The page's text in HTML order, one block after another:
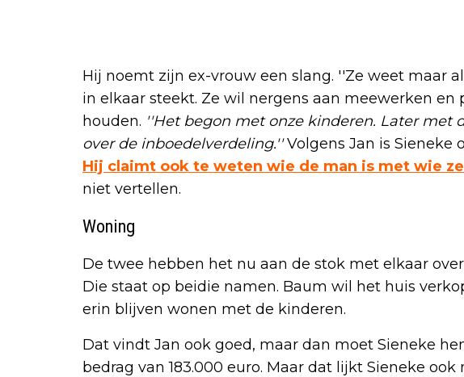
Hij noemt zijn ex-vrouw een slang. ''Ze weet maar
in elkaar steekt. Ze wil nergens aan meewerken en
houden. ''Het begon met onze kinderen. Later met
over de inboedelverdeling.''Volgens Jan is Sieneke
Hij claimt ook te weten wie de man is met wie
niet vertellen.
Woning
De twee hebben het nu aan de stok met elkaar
Die staat op beidie namen. Baum wil het huis
erin blijven wonen met de kinderen.
Dat vindt Jan ook goed, maar dan moet Sieneke
bedrag van 183.000 euro. Maar dat lijkt Sieneke ook